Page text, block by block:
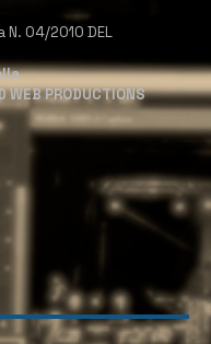
04/2010 DEL
WEB PRODUCTIONS